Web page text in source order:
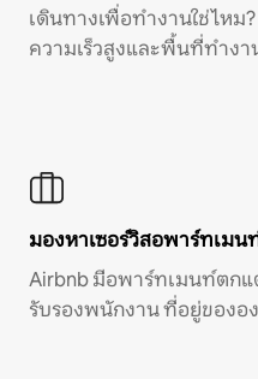
เดินทางเพื่อทำงานใช่ไหม
ความเร็วสูงและพื้นที่ทำงา
มองหาเซอร์วิสอพาร์ทเมน
Airbnb มีอพาร์ทเมนท์ตกแ
รับรองพนักงาน ที่อยู่ของอ